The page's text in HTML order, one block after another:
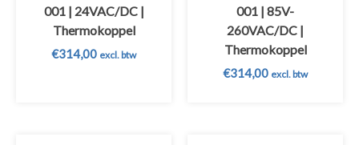
001 | 24VAC/DC |
Thermokoppel
€314,00 excl. btw
001 | 85V-
260VAC/DC |
Thermokoppel
€314,00 excl. btw